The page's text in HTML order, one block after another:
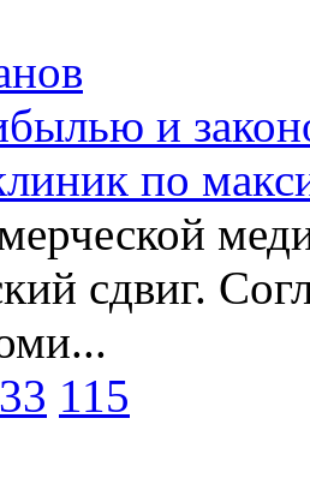
и
по
сдвиг.
115